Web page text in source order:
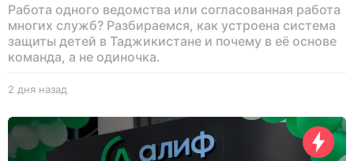
Работа одного ведомства или согласованная работа
многих служб? Разбираемся, как устроена система
защиты детей в Таджикистане и почему в её основе
команда, а не одиночка.
2 дня назад
н
я